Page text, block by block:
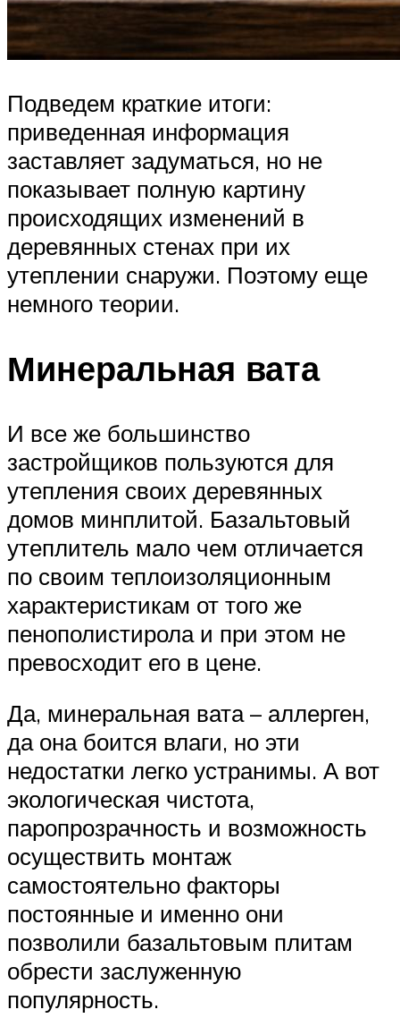
Подведем краткие итоги:
приведенная информация
заставляет задуматься, но не
показывает полную картину
происходящих изменений в
деревянных стенах при их
утеплении снаружи. Поэтому еще
немного теории.
Минеральная вата
И все же большинство
застройщиков пользуются для
утепления своих деревянных
домов минплитой. Базальтовый
утеплитель мало чем отличается
по своим теплоизоляционным
характеристикам от того же
пенополистирола и при этом не
превосходит его в цене.
Да, минеральная вата – аллерген,
да она боится влаги, но эти
недостатки легко устранимы. А вот
экологическая чистота,
паропрозрачность и возможность
осуществить монтаж
самостоятельно факторы
постоянные и именно они
позволили базальтовым плитам
обрести заслуженную
популярность.